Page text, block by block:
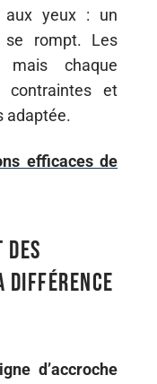
aux yeux : un
se rompt. Les
mais chaque
contraintes et
adaptée.
efficaces de
des
différence
ligne d’accroche